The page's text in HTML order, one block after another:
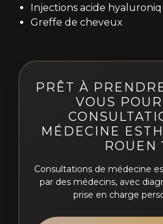
Injections acide
Greffe de cheveux
PRÊT À
VOUS
MÉDECINE
ROUEN
Consultations de médecine
par des médecins, avec
prise en charge